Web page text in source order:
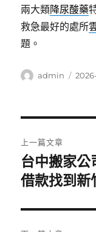
兩大類降尿酸藥
救急最好的處所
題。
作
admin
發
章
導
覽
上一篇文章
上
一
文
章:
台中搬家
借款找到新